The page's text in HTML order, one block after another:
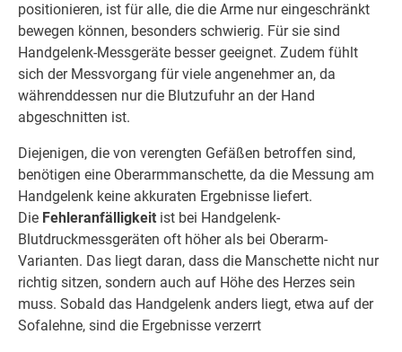
positionieren, ist für alle, die die Arme nur eingeschränkt
bewegen können, besonders schwierig. Für sie sind
Handgelenk-Messgeräte besser geeignet. Zudem fühlt
sich der Messvorgang für viele angenehmer an, da
währenddessen nur die Blutzufuhr an der Hand
abgeschnitten ist.
Diejenigen, die von verengten Gefäßen betroffen sind,
benötigen eine Oberarmmanschette, da die Messung am
Handgelenk keine akkuraten Ergebnisse liefert.
Die Fehleranfälligkeit ist bei Handgelenk-
Blutdruckmessgeräten oft höher als bei Oberarm-
Varianten. Das liegt daran, dass die Manschette nicht nur
richtig sitzen, sondern auch auf Höhe des Herzes sein
muss. Sobald das Handgelenk anders liegt, etwa auf der
Sofalehne, sind die Ergebnisse verzerrt